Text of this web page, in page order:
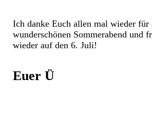
Ich danke Euch allen mal wieder für
wunderschönen Sommerabend und
wieder auf den 6. Juli!
Euer Ü